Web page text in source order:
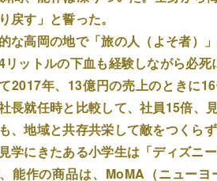
戻す」と誓った。
な高岡の地で「旅の人（よそ者）
リットルの下血も経験しながら必死
2017年、13億円の売上のときに
長就任時と比較して、社員15倍、
、地域と共存共栄して敵をつくら
学にきたある小学生は「ディズニ
能作の商品は、MoMA（ニュー